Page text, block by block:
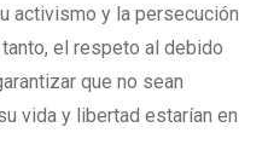
activismo y la persecución
el respeto al debido
que no sean
vida y libertad estarían en